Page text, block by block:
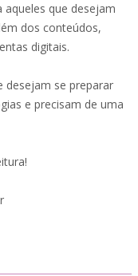
que desejam
dos conteúdos,
digitais.
desejam se preparar
e precisam de uma